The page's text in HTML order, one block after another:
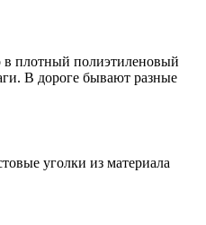
в плотный полиэтиленовый
В дороге бывают разные
уголки из материала